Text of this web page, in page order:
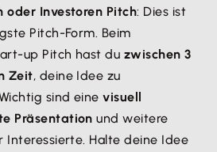
oder Investoren Pitch: Dies ist
Pitch-Form. Beim
up Pitch hast du zwischen 3
Zeit, deine Idee zu
sind einevisuell
Präsentation und weitere
Interessierte. Halte deine Idee